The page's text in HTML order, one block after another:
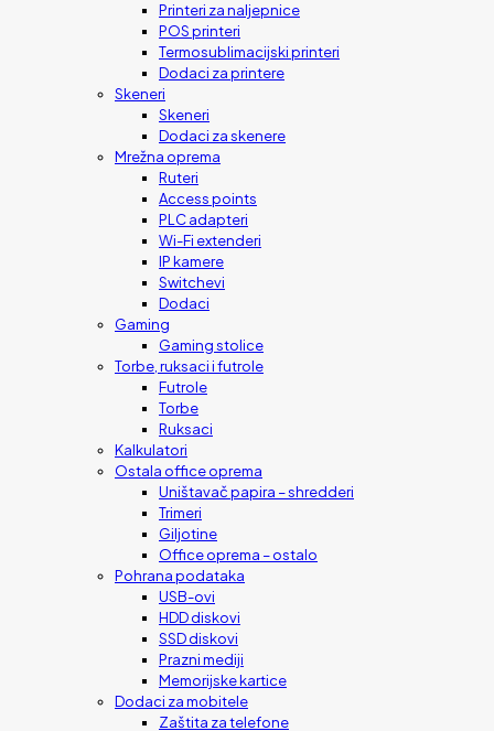
Printeri za naljepnice
POS printeri
Termosublimacijski printeri
Dodaci za printere
Skeneri
Skeneri
Dodaci za skenere
Mrežna oprema
Ruteri
Access points
PLC adapteri
Wi-Fi extenderi
IP kamere
Switchevi
Dodaci
Gaming
Gaming stolice
Torbe, ruksaci i futrole
Futrole
Torbe
Ruksaci
Kalkulatori
Ostala office oprema
Uništavač papira – shredderi
Trimeri
Giljotine
Office oprema – ostalo
Pohrana podataka
USB-ovi
HDD diskovi
SSD diskovi
Prazni mediji
Memorijske kartice
Dodaci za mobitele
Zaštita za telefone